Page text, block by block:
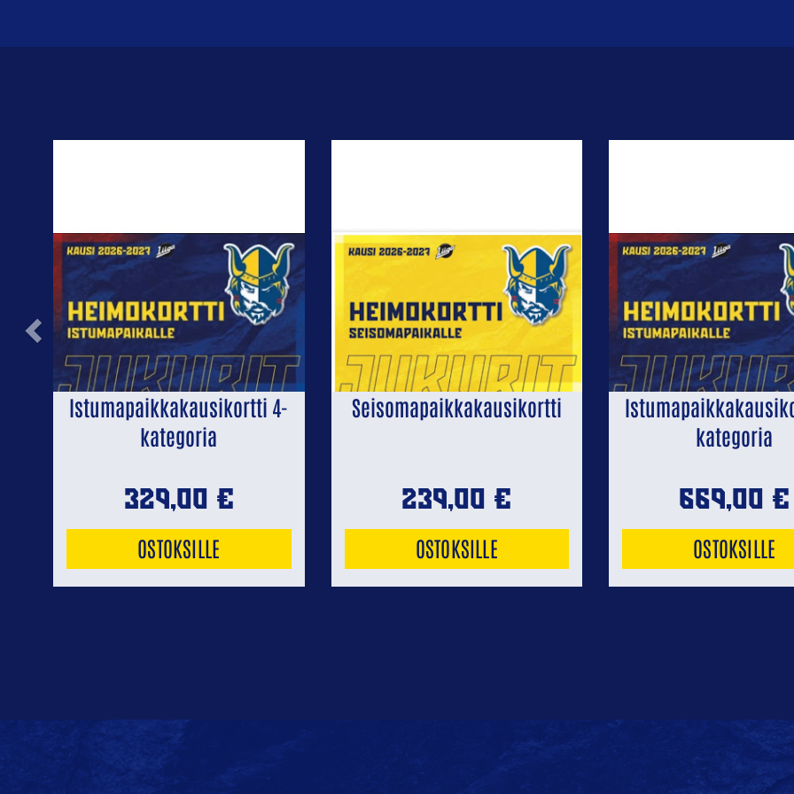
Istumapaikkakausikortti 4-
kategoria
329,00 €
OSTOKSILLE
Seisomapaikkakausikortti
239,00 €
OSTOKSILLE
kategoria
669,00 €
OSTOKSILLE
Previous